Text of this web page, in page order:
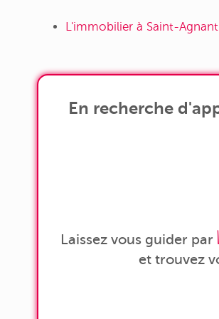
L'immobilier à Saint-
En recherche
Laissez vous guider par
et trouvez